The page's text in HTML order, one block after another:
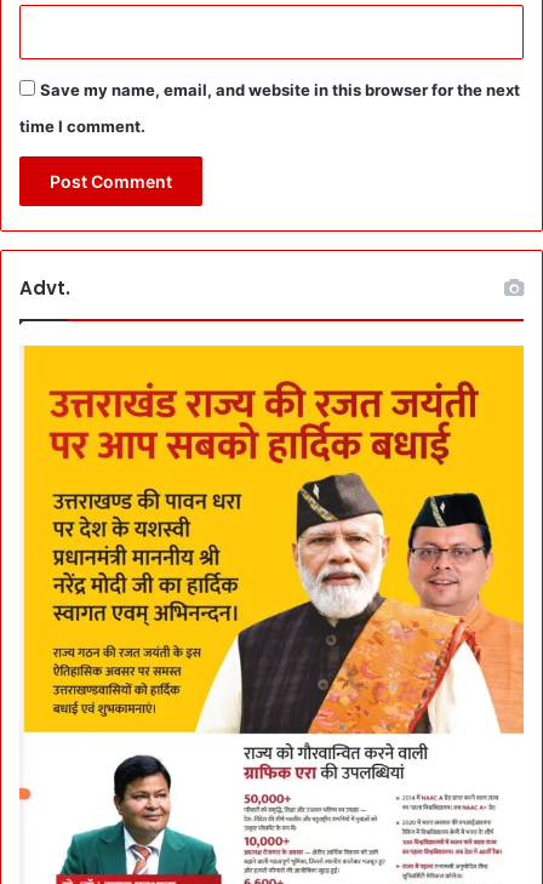
स
ले
का Save my name, email, and website in this browser for the next
time I comment.
Advt.